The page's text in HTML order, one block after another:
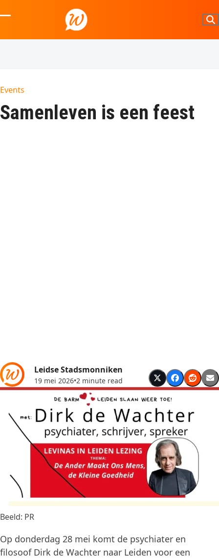
to
mobile
mobile
Events
Samenleven is een feest
Leidse Stadsmonniken
19 mei 2026•2 minute read
Beeld: PR
Op donderdag 28 mei komt de psychiater en
filosoof Dirk de Wachter naar Leiden voor een